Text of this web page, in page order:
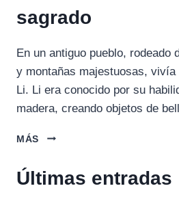
sagrado
En un antiguo pueblo, rodeado
y montañas majestuosas,
Li. Li era conocido por su
madera, creando objetos de
MÁS
EL
EL
Últimas entradas